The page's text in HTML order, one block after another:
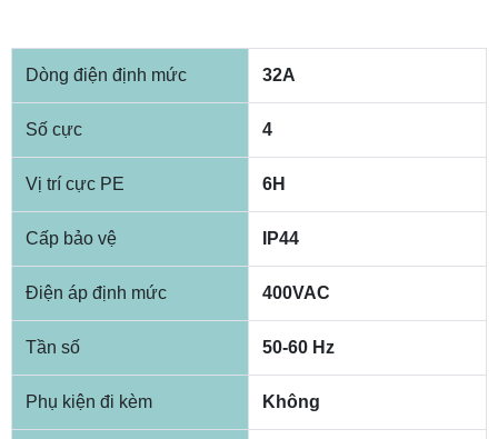
Dòng điện định mức 32A
Số cực 4
Vị trí cực PE 6H
Cấp bảo vệ IP44
Điện áp định mức 400VAC
Tần số 50-60 Hz
Phụ kiện đi kèm Không